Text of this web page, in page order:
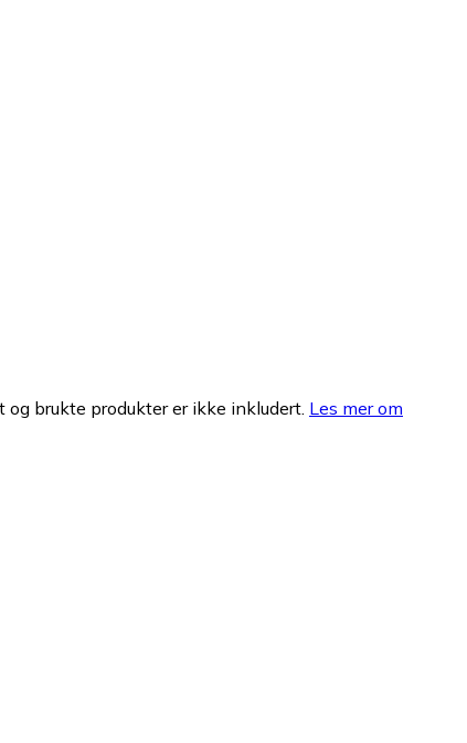
brukte produkter er ikke inkludert. Les mer om